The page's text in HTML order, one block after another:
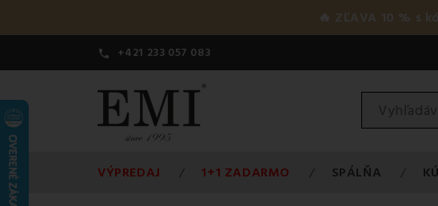
🔥 ZĽAVA 10 % s
 +421 233 057 083
VÝPREDAJ 1+1 ZADARMO SPÁLŇA